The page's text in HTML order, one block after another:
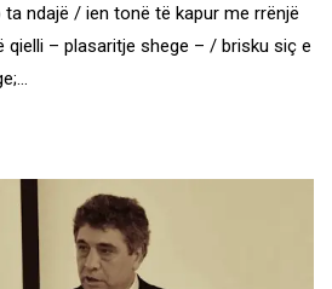
ndajë / ien tonë të kapur me rrënjë
qielli – plasaritje shege – / brisku siç e